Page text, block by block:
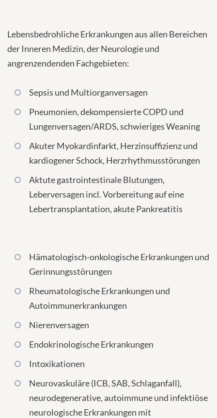
Lebensbedrohliche Erkrankungen aus allen Bereichen
der Inneren Medizin, der Neurologie und
angrenzendenden Fachgebieten:
Sepsis und Multiorganversagen
Pneumonien, dekompensierte COPD und
Lungenversagen/ARDS, schwieriges Weaning
Akuter Myokardinfarkt, Herzinsuffizienz und
kardiogener Schock, Herzrhythmusstörungen
Aktute gastrointestinale Blutungen,
Leberversagen incl. Vorbereitung auf eine
Lebertransplantation, akute Pankreatitis
Hämatologisch-onkologische Erkrankungen und
Gerinnungsstörungen
Rheumatologische Erkrankungen und
Autoimmunerkrankungen
Nierenversagen
Endokrinologische Erkrankungen
Intoxikationen
Neurovaskuläre (ICB, SAB, Schlaganfall),
neurodegenerative, autoimmune und infektiöse
neurologische Erkrankungen mit